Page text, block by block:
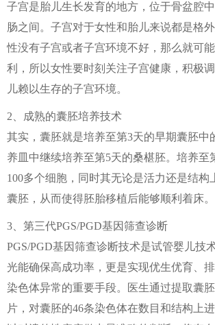
子宫是胎儿生长发育的地方，位于骨盆腔
肠之间。子宫对于女性和胎儿来说都是格
性没有子宫或者子宫环境不好，那么就可
利，所以女性要时刻关注子宫健康，积极
儿赖以生存的子宫环境。
2、成熟的囊胚培养技术
其实，囊胚就是培养至第3天的早期囊胚中
养皿中继续培养至第5天的桑椹胚。培养至
100多个细胞，同时其无论是活力还是结构
囊胚，从而使得胚胎移植后能够顺利着床。
3、第三代PGS/PGD基因筛查诊断
PGS/PGD基因筛查诊断技术是试管婴儿技
光能确保高成功率，更是实现优生优育、
染色体异常的重要手段。医生通过提取囊
片，对囊胚的46条染色体在数目和结构上